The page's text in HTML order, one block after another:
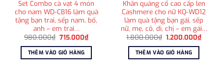
Set Combo cà vạt 4 món
cho nam WD-CB16 làm quà
tặng bạn trai, sếp nam, bố,
anh – em trai…
980.000₫ Giá
là:
980.000₫.
715.000₫Giá
tại
THÊM VÀO GIỎ HÀNG
Khăn quàng cổ cao cấp len
Cashmere cho nữ KQ-WD12
làm quà tặng bạn gái, sếp
nữ, mẹ, cô, dì, chị – em gái…
1.800.000₫ Giá
là:
1.800.000₫.
1.200.000₫Giá
THÊM VÀO GIỎ HÀNG